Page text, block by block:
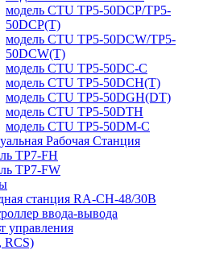
модель CTU TP5-50DCP/TP5-
50DCP(T)
модель CTU TP5-50DCW/TP5-
50DCW(T)
модель CTU TP5-50DC-C
модель CTU TP5-50DCH(T)
модель CTU TP5-50DGH(DT)
модель CTU TP5-50DTH
модель CTU TP5-50DM-C
Рабочая Станция
TP7-FH
TP7-FW
станция RA-CH-48/30B
ввода-вывода
управления